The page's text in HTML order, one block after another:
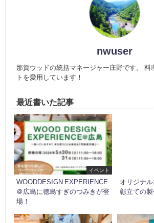
nwuser
那賀ウッドの統括マネージャー庄野です。 料
トを愛用しています！
最近書いた記事
イベント
WOODDESIGN EXPERIENCE
＠広島に徳島すぎのつみきが登
場！
オリジナ
彰立ての製